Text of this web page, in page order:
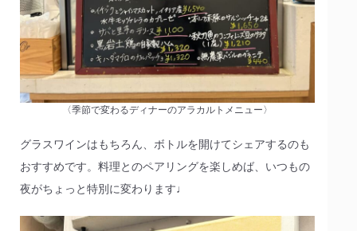
〈季節で変わるディナーのアラカルトメニュー〉
グラスワインはもちろん、ボトルを開けてシェアするのも
おすすめです。料理とのペアリングを楽しめば、いつもの
夜がちょっと特別に変わります♩